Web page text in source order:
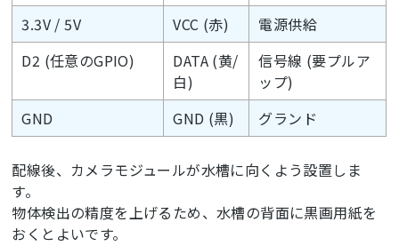
3.3V / 5V VCC (赤)
電源供給
D2 (任意のGPIO)
DATA (黄/
白)
信号線 (要プルア
ップ)
GND
GND (黒) グランド
配線後、カメラモジュールが水槽に向くよう設置しま
す。
物体検出の精度を上げるため、水槽の背面に黒画用紙を
おくとよいです。